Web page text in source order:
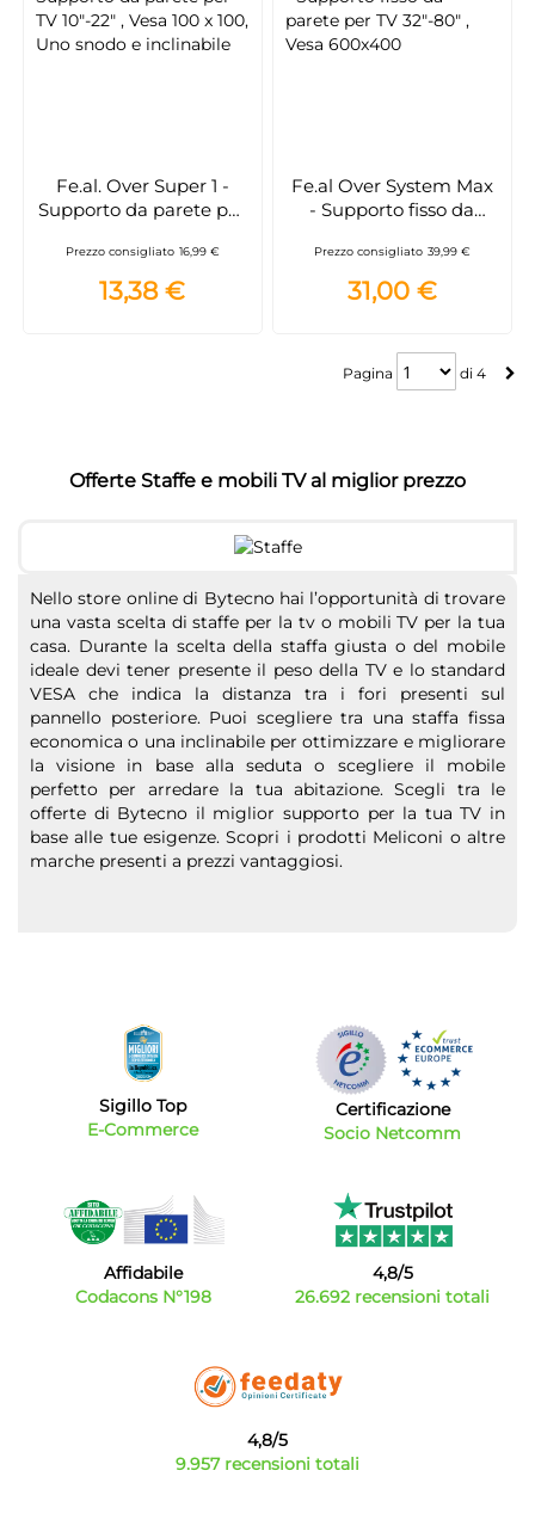
Fe.al. Over Super 1 -
Supporto da parete per
100, Uno snodo e
inclinabile
Prezzo consigliato 16,99 €
13,38 €
Fe.al Over System Max
- Supporto fisso da
Vesa 600x400
Prezzo consigliato 39,99 €
31,00 €
Pagina
Pagina di 4
Offerte Staffe e mobili TV al miglior prezzo
Nello store online di Bytecno hai l’opportunità di trovare
una vasta scelta di staffe per la tv o mobili TV per la tua
casa. Durante la scelta della staffa giusta o del mobile
ideale devi tener presente il peso della TV e lo standard
VESA che indica la distanza tra i fori presenti sul
pannello posteriore. Puoi scegliere tra una staffa fissa
economica o una inclinabile per ottimizzare e migliorare
la visione in base alla seduta o scegliere il mobile
perfetto per arredare la tua abitazione. Scegli tra le
offerte di Bytecno il miglior supporto per la tua TV in
base alle tue esigenze. Scopri i prodotti Meliconi o altre
marche presenti a prezzi vantaggiosi.
Sigillo Top
E-Commerce
Certificazione
Socio Netcomm
Affidabile
Codacons N°198
4,8/5
26.692 recensioni totali
4,8/5
9.957 recensioni totali